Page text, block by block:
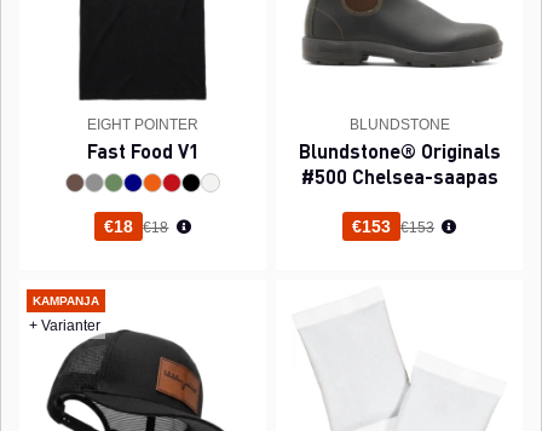
EIGHT POINTER
Fast Food V1
€18 Normaali hinta
€18
BLUNDSTONE
Blundstone® Originals
#500 Chelsea-saapas
€153 Normaali hinta
€153
KAMPANJA
+ Varianter